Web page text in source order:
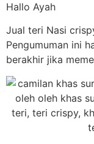
Hallo Ayah
Jual teri Nasi
Pengumuman ini
berakhir jika